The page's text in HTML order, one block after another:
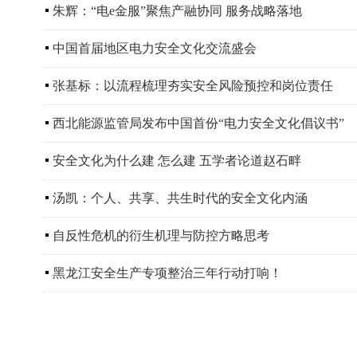
朱辉：“电e金服”聚焦产融协同 服务战略落地
中国首届地区电力安全文化交流盛会
张基标：以流程梳理夯实安全风险预控和岗位责任
西北能源监管局发布中国首份“电力安全文化倡议书”
安全文化为什么建 怎么建 五学者论道赵石畔
汤凯：个人、共享、共生时代的安全文化内涵
自反性危机的衍生机理与防控方略思考
黑龙江安全生产专项整治三年行动打响！